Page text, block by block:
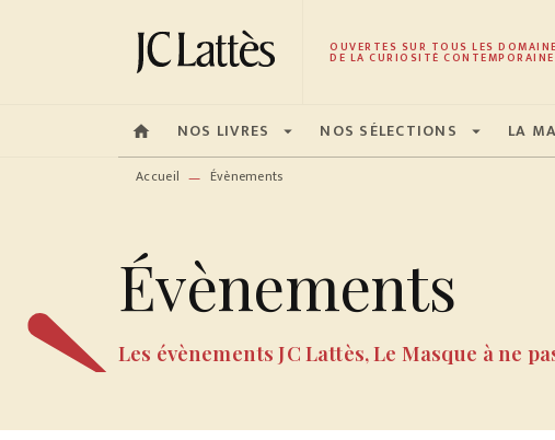
MENU RECHERCHE CONTENU PIED
OUVERTES SUR TOUS LES
DE LA CURIOSITÉ
home NOS LIVRES arrow_drop_down NOS SÉLECTIONS arrow_drop_down LA
Accueil — Évènements
Évènements
Les évènements JC Lattès, Le Masque à ne